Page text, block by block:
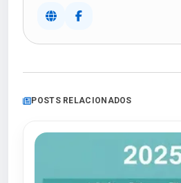
POSTS RELACIONADOS